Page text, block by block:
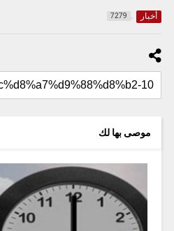
أخبار 7279
موصى بها لك